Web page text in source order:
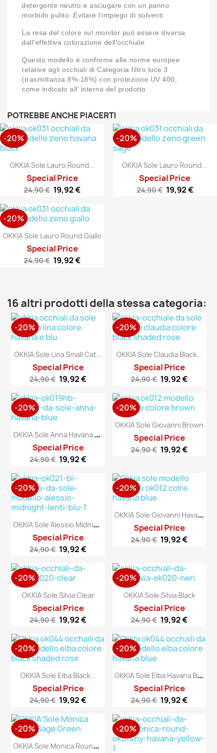
detergente neutro e asciugare con un panno
morbido pulito. Evitare l’impiego di solventi.
La resa del colore sul monitor può essere diversa
dall'effettiva colorazione dell'occhiale.
Questo modello è conforme alle norme europee
relative agli occhiali di Categoria filtro luce 3
(trasmittanza 8%-18%) con protezione UV 400,
come indicato all’ interno del prodotto
POTREBBE ANCHE PIACERTI
OKKIA Sole Lauro Round...
Special Price
24,90 € 19,92 €
-20%
OKKIA Sole Lauro Round...
Special Price
24,90 € 19,92 €
-20%
OKKIA Sole Lauro Round Giallo
Special Price
24,90 € 19,92 €
-20%
16 altri prodotti della stessa categoria:
OKKIA Sole Lina Small Cat...
Special Price
24,90 € 19,92 €
-20%
OKKIA Sole Claudia Black...
Special Price
24,90 € 19,92 €
-20%
O
KKIA Sole Anna Havana Blu
Special Price
24,90 € 19,92 €
-20%
OKKIA Sole Giovanni Brown
Special Price
24,90 € 19,92 €
-20%
O
KKIA Sole Alessio Midnight...
Special Price
24,90 € 19,92 €
-20%
O
KKIA Sole Giovanni Havana...
Special Price
24,90 € 19,92 €
-20%
OKKIA Sole Silvia Clear
Special Price
24,90 € 19,92 €
-20%
OKKIA Sole Silvia Black
Special Price
24,90 € 19,92 €
-20%
OKKIA Sole Elba Black...
Special Price
24,90 € 19,92 €
-20%
O
KKIA Sole Elba Havana Blue
Special Price
24,90 € 19,92 €
-20%
O
KKIA Sole Monica Round...
-20% -20%